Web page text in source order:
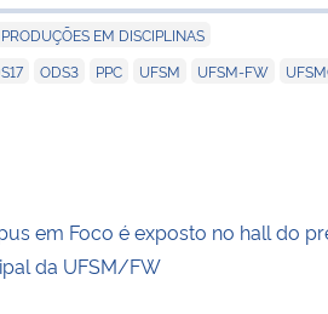
PRODUÇÕES EM DISCIPLINAS
ODS3 PPC UFSM UFSM-FW
em Foco é exposto no hall do
da UFSM/FW